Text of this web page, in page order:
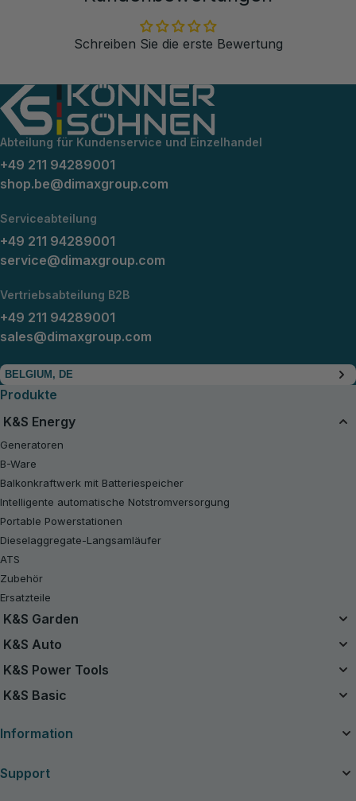
Schreiben Sie die erste Bewertung
Abteilung für Kundenservice und Einzelhandel
+49 211 94289001
shop.be@dimaxgroup.com
Serviceabteilung
+49 211 94289001
service@dimaxgroup.com
Vertriebsabteilung B2B
+49 211 94289001
sales@dimaxgroup.com
BELGIUM, DE
Produkte
K&S Energy
Generatoren
B-Ware
Balkonkraftwerk mit Batteriespeicher
Intelligente automatische Notstromversorgung
Portable Powerstationen
Dieselaggregate-Langsamläufer
ATS
Zubehör
Ersatzteile
K&S Garden
Das Einzelbatteriesystem
Kettensägen
Rasenmäher
Akkubetriebene Heckenscheren
K&S Auto
Luftkompressor
Starthilfe Powerbank
Ladegeräte für Autobatterien
K&S Power Tools
Akku-Werkzeuge
K&S Basic
Inverter-Generatoren K&S Basic
Information
Nützliche Artikel
Support